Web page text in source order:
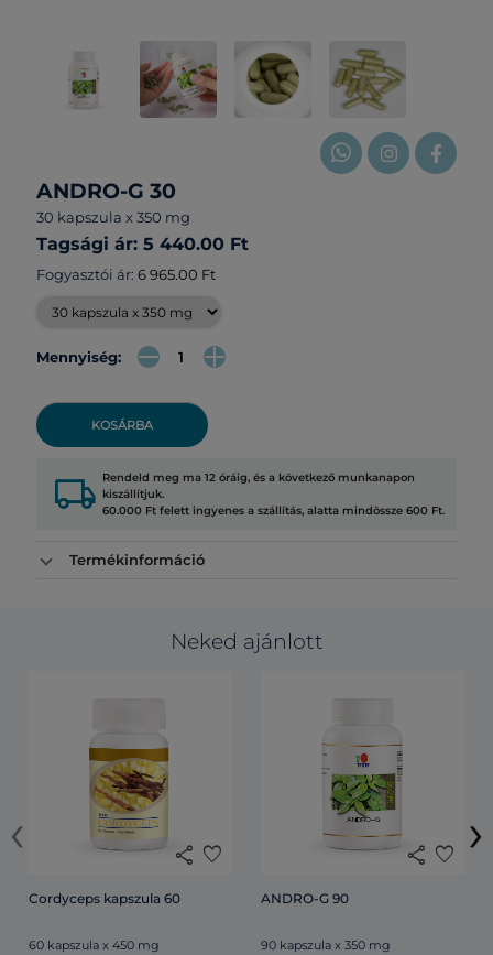
ANDRO-G 30
30 kapszula x 350 mg
Tagsági ár: 5 440.00 Ft
Fogyasztói ár: 6 965.00 Ft
Mennyiség:
KOSÁRBA
local_shipping Rendeld meg ma 12 óráig, és a következő munkanapon
kiszállítjuk.
60.000 Ft felett ingyenes a szállítás, alatta mindössze 600 Ft.
Termékinformáció
Neked ajánlott
share favorite
Cordyceps kapszula 60
60 kapszula x 450 mg
share favorite
ANDRO-G 90
90 kapszula x 350 mg
‹ ›